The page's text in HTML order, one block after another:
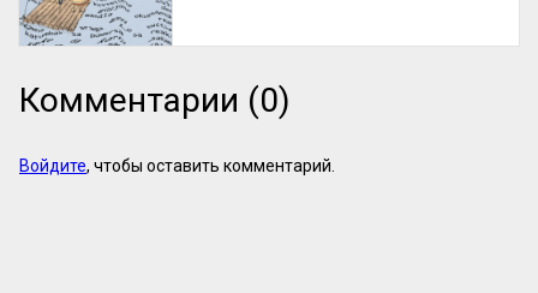
Комментарии (0)
Войдите, чтобы оставить комментарий.